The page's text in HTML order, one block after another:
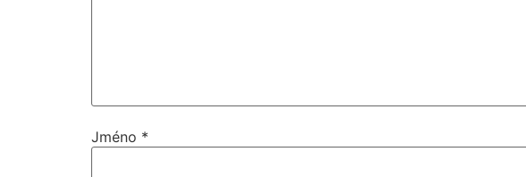
Jméno *